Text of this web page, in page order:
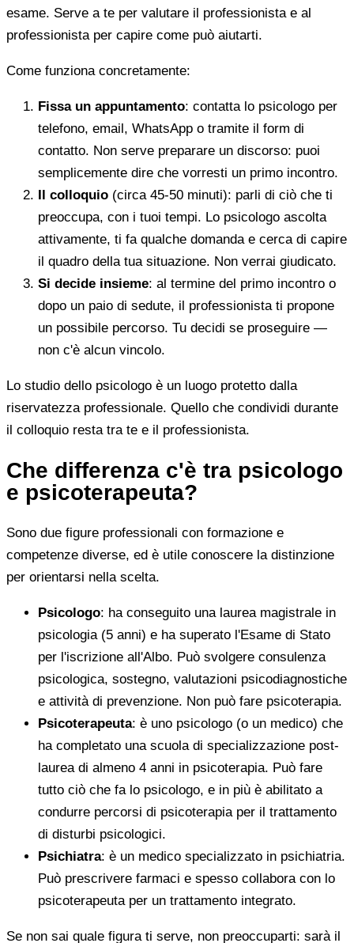
esame. Serve a te per valutare il professionista e al
professionista per capire come può aiutarti.
Come funziona concretamente:
Fissa un appuntamento: contatta lo psicologo per
telefono, email, WhatsApp o tramite il form di
contatto. Non serve preparare un discorso: puoi
semplicemente dire che vorresti un primo incontro.
Il colloquio (circa 45-50 minuti): parli di ciò che ti
preoccupa, con i tuoi tempi. Lo psicologo ascolta
attivamente, ti fa qualche domanda e cerca di capire
il quadro della tua situazione. Non verrai giudicato.
Si decide insieme: al termine del primo incontro o
dopo un paio di sedute, il professionista ti propone
un possibile percorso. Tu decidi se proseguire —
non c'è alcun vincolo.
Lo studio dello psicologo è un luogo protetto dalla
riservatezza professionale. Quello che condividi durante
il colloquio resta tra te e il professionista.
Che differenza c'è tra psicologo
e psicoterapeuta?
Sono due figure professionali con formazione e
competenze diverse, ed è utile conoscere la distinzione
per orientarsi nella scelta.
Psicologo: ha conseguito una laurea magistrale in
psicologia (5 anni) e ha superato l'Esame di Stato
per l'iscrizione all'Albo. Può svolgere consulenza
psicologica, sostegno, valutazioni psicodiagnostiche
e attività di prevenzione. Non può fare psicoterapia.
Psicoterapeuta: è uno psicologo (o un medico) che
ha completato una scuola di specializzazione post-
laurea di almeno 4 anni in psicoterapia. Può fare
tutto ciò che fa lo psicologo, e in più è abilitato a
condurre percorsi di psicoterapia per il trattamento
di disturbi psicologici.
Psichiatra: è un medico specializzato in psichiatria.
Può prescrivere farmaci e spesso collabora con lo
psicoterapeuta per un trattamento integrato.
Se non sai quale figura ti serve, non preoccuparti: sarà il